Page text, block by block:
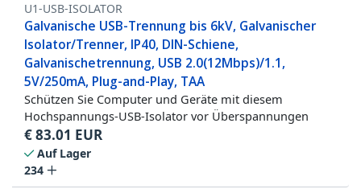
U1-USB-ISOLATOR
Galvanische USB-Trennung bis 6kV, Galvanischer
Isolator/Trenner, IP40, DIN-Schiene,
Galvanischetrennung, USB 2.0(12Mbps)/1.1,
5V/250mA, Plug-and-Play, TAA
Schützen Sie Computer und Geräte mit diesem
Hochspannungs-USB-Isolator vor Überspannungen
€83.01 EUR
Auf Lager
234